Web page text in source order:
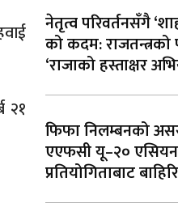
२१
नेतृत्व परिवर्तनसँगै
को कदम: राजतन्त्रको
‘राजाको हस्ताक्षर
फिफा निलम्बनको
एएफसी यू–२०
प्रतियोगिताबाट